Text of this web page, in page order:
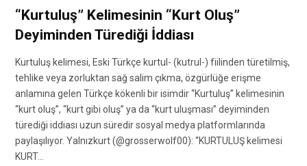
“Kurtuluş” Kelimesinin “Kurt Oluş”
Deyiminden Türediği İddiası
Kurtuluş kelimesi, Eski Türkçe kurtul- (kutrul-) fiilinden türetilmiş,
tehlike veya zorluktan sağ salim çıkma, özgürlüğe erişme
anlamına gelen Türkçe kökenli bir isimdir “Kurtuluş” kelimesinin
“kurt oluş”, “kurt gibi oluş” ya da “kurt uluşması” deyiminden
türediği iddiası uzun süredir sosyal medya platformlarında
paylaşılıyor. Yalnızkurt (@grosserwolf00): “KURTULUŞ kelimesi
KURT…